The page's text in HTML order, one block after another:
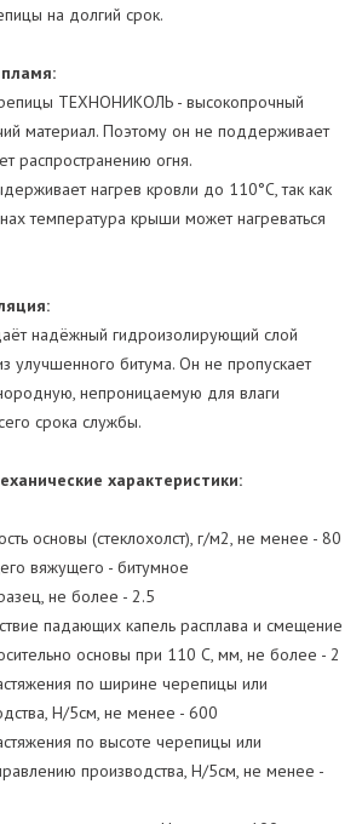
на долгий срок.
ТЕХНОНИКОЛЬ - высокопрочный
материал. Поэтому он не поддерживает
распространению огня.
нагрев кровли до 110°C, так как
температура крыши может нагреваться
надёжный гидроизолирующий слой
улучшенного битума. Он не пропускает
непроницаемую для влаги
срока службы.
характеристики:
основы (стеклохолст), г/м2, не менее - 80
вяжущего - битумное
не более - 2.5
падающих капель расплава и смещение
основы при 110 С, мм, не более - 2
по ширине черепицы или
Н/5см, не менее - 600
по высоте черепицы или
производства, Н/5см, не менее -